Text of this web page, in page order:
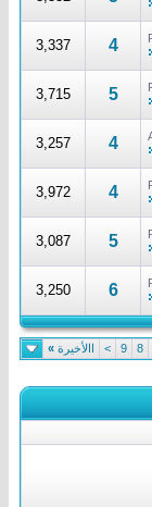
4
3,337
5
3,715
4
3,257
4
3,972
5
3,087
6
3,250
8
9
> االأخيرة »